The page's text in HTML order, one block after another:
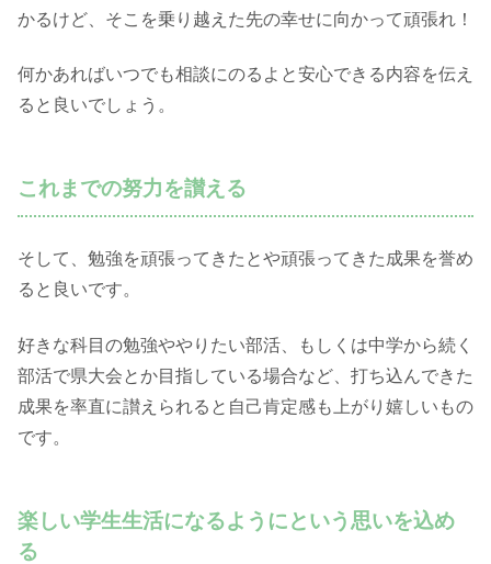
かるけど、そこを乗り越えた先の幸せに向かって頑張れ！
何かあればいつでも相談にのるよと安心できる内容を伝え
ると良いでしょう。
これまでの努力を讃える
そして、勉強を頑張ってきたとや頑張ってきた成果を誉め
ると良いです。
好きな科目の勉強ややりたい部活、もしくは中学から続く
部活で県大会とか目指している場合など、打ち込んできた
成果を率直に讃えられると自己肯定感も上がり嬉しいもの
です。
楽しい学生生活になるようにという思いを込め
る